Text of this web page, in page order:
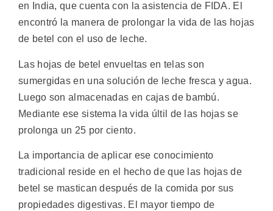
en India, que cuenta con la asistencia de FIDA. El
encontró la manera de prolongar la vida de las hojas
de betel con el uso de leche.
Las hojas de betel envueltas en telas son
sumergidas en una solución de leche fresca y agua.
Luego son almacenadas en cajas de bambú.
Mediante ese sistema la vida últil de las hojas se
prolonga un 25 por ciento.
La importancia de aplicar ese conocimiento
tradicional reside en el hecho de que las hojas de
betel se mastican después de la comida por sus
propiedades digestivas. El mayor tiempo de